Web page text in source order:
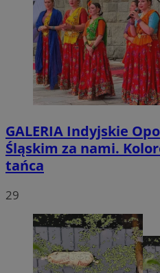
GALERIA Indyjskie
Śląskim za nami.
tańca
29